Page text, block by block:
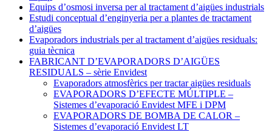
Equips d’osmosi inversa per al tractament d’aigües industrials
Estudi conceptual d’enginyeria per a plantes de tractament
d’aigües
Evaporadors industrials per al tractament d’aigües residuals:
guia tècnica
FABRICANT D’EVAPORADORS D’AIGÜES
RESIDUALS – sèrie Envidest
Evaporadors atmosfèrics per tractar aigües residuals
EVAPORADORS D’EFECTE MÚLTIPLE –
Sistemes d’evaporació Envidest MFE i DPM
EVAPORADORS DE BOMBA DE CALOR –
Sistemes d’evaporació Envidest LT